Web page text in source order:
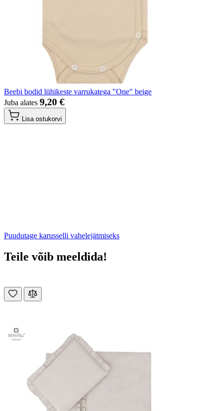
Beebi bodid lühikeste varrukatega "One" beige
Juba alates 9,20 €
Lisa ostukorvi
Puudutage karusselli vahelejätmiseks
Teile võib meeldida!